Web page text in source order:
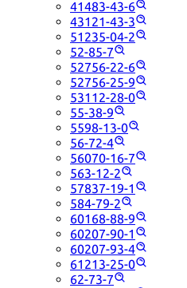
41483-43-6
43121-43-3
51235-04-2
52-85-7
52756-22-6
52756-25-9
53112-28-0
55-38-9
5598-13-0
56-72-4
56070-16-7
563-12-2
57837-19-1
584-79-2
60168-88-9
60207-90-1
60207-93-4
61213-25-0
62-73-7